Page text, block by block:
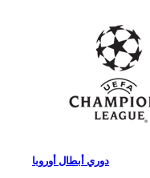
دوري أبطال أوروبا